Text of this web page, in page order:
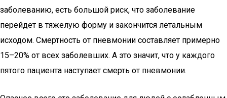
заболеванию, есть большой риск, что заболевание
перейдет в тяжелую форму и закончится летальным
исходом. Смертность от пневмонии составляет примерно
15–20% от всех заболевших. А это значит, что у каждого
пятого пациента наступает смерть от пневмонии.